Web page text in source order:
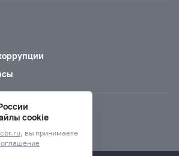
cookie
, вы принимаете